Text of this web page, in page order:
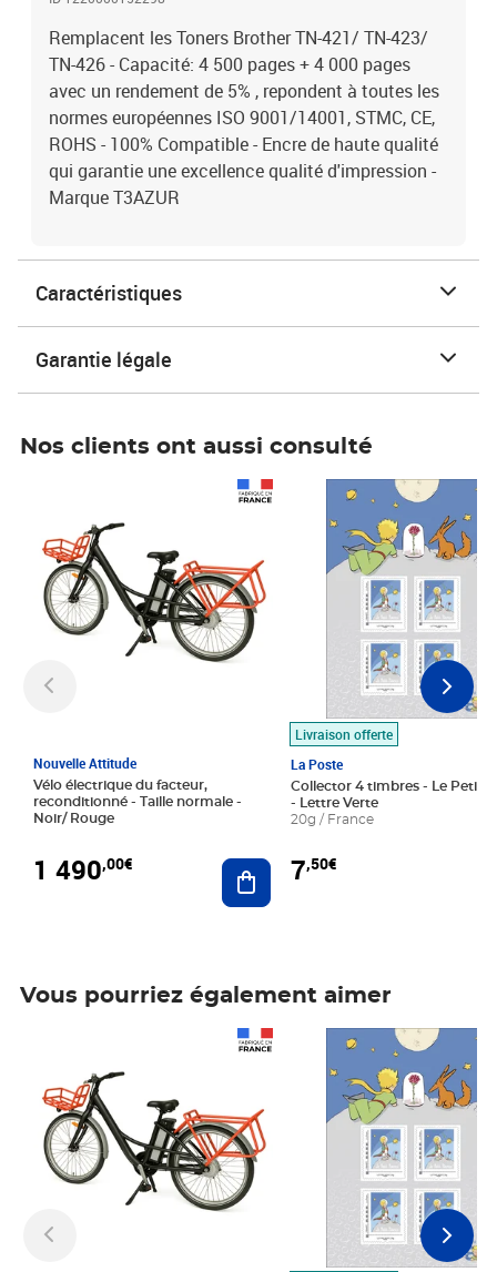
Remplacent les Toners Brother TN-421/ TN-423/
TN-426 - Capacité: 4 500 pages + 4 000 pages
avec un rendement de 5% , repondent à toutes les
normes européennes ISO 9001/14001, STMC, CE,
ROHS - 100% Compatible - Encre de haute qualité
qui garantie une excellence qualité d'impression -
Marque T3AZUR
Caractéristiques
Garantie légale
Nos clients ont aussi consulté
Nouvelle Attitude
Vélo électrique du facteur,
reconditionné - Taille normale -
Noir/ Rouge
1 490,00€ Ajouter au panier
Livraison offerte
La Poste
Collector 4 timbres - Le Petit
- Lettre Verte
20g / France
7,50€
Prix 7,50€
Vous pourriez également aimer
Prix 7,50€